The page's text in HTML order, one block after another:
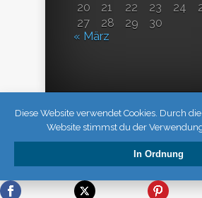
20
21 22 23 24
27
28 29
30
« März
Diese Website verwendet Cookies. Durch
Website stimmst du der
In Ordnung